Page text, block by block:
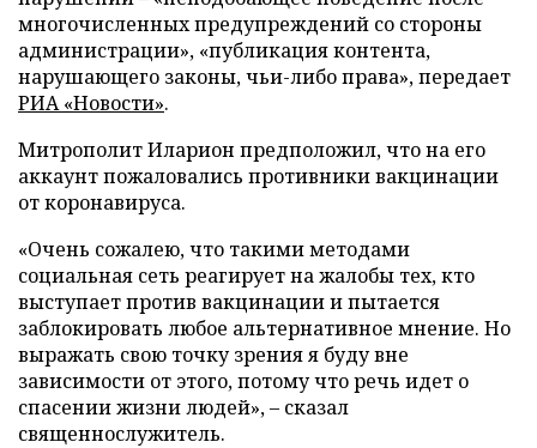
многочисленных предупреждений со стороны
администрации», «публикация контента,
нарушающего законы, чьи-либо права», передает
РИА «Новости».
Митрополит Иларион предположил, что на его
аккаунт пожаловались противники вакцинации
от коронавируса.
«Очень сожалею, что такими методами
социальная сеть реагирует на жалобы тех, кто
выступает против вакцинации и пытается
заблокировать любое альтернативное мнение. Но
выражать свою точку зрения я буду вне
зависимости от этого, потому что речь идет о
спасении жизни людей», – сказал
священнослужитель.